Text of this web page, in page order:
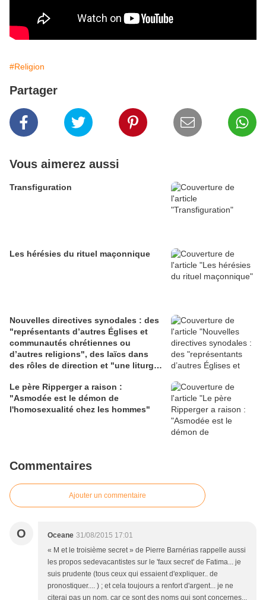
#Religion
Partager
Vous aimerez aussi
Transfiguration
Les hérésies du rituel maçonnique
Nouvelles directives synodales : des
"représentants d’autres Églises et
communautés chrétiennes ou
d’autres religions", des laïcs dans
des rôles de direction et "une liturgie
Le père Ripperger a raison :
"Asmodée est le démon de
l'homosexualité chez les hommes"
Commentaires
Ajouter un commentaire
O Oceane 31/08/2015 17:01
« M et le troisième secret » de Pierre Barnérias rappelle aussi
les propos sedevacantistes sur le 'faux secret' de Fatima... je
suis prudente (tous ceux qui essaient d'expliquer.. de
pronostiquer.... ) ; et cela toujours a renfort d'argent... je ne
citerai pas un nom, car ce sont des noms qui sont concernes...